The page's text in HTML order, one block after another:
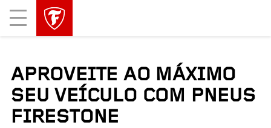
Mobile
Menu
APROVEITE AO MÁXIMO
SEU VEÍCULO COM PNEUS
FIRESTONE